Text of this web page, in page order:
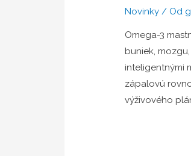
Novinky / Od
Omega-3
buniek,
inteligentnými
zápalovú
výživového